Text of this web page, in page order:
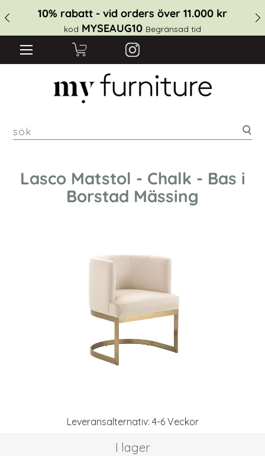
10% rabatt - vid orders över 11.000 kr
kod MYSEAUG10 Begränsad tid
Lasco Matstol - Chalk - Bas i
Borstad Mässing
Leveransalternativ: 4-6 Veckor
I lager